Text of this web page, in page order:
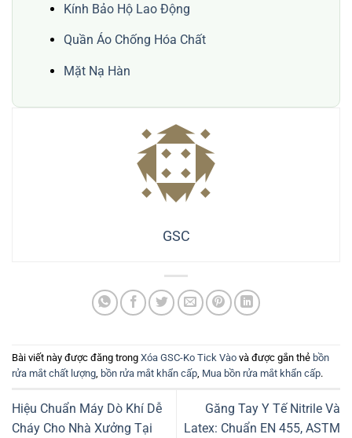
Kính Bảo Hộ Lao Động
Quần Áo Chống Hóa Chất
Mặt Nạ Hàn
GSC
Bài viết này được đăng trong Xóa GSC-Ko Tick Vào và được gắn thẻ bồn
rửa mắt chất lượng, bồn rửa mắt khẩn cấp, Mua bồn rửa mắt khẩn cấp.
Hiệu Chuẩn Máy Dò Khí Dễ
Cháy Cho Nhà Xưởng Tại
Găng Tay Y Tế Nitrile Và
Latex: Chuẩn EN 455, ASTM